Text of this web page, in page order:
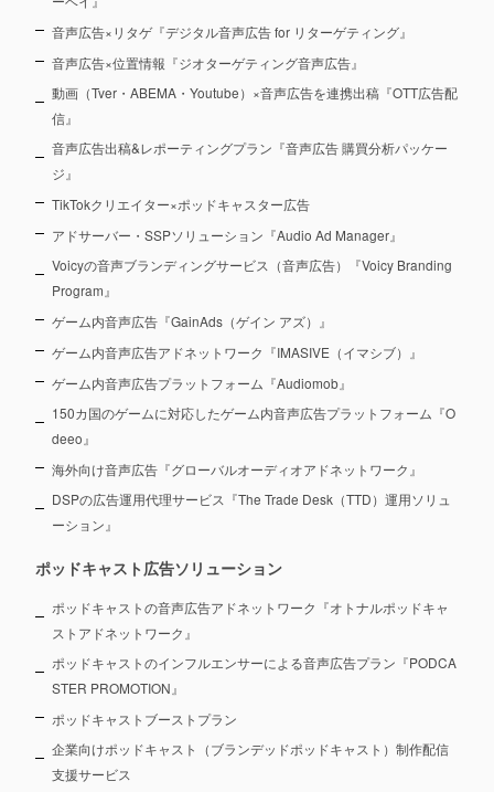
音声広告×リタゲ『デジタル音声広告 for リターゲティング』
音声広告×位置情報『ジオターゲティング音声広告』
動画（Tver・ABEMA・Youtube）×音声広告を連携出稿『OTT広告配
信』
音声広告出稿&レポーティングプラン『音声広告 購買分析パッケー
ジ』
TikTokクリエイター×ポッドキャスター広告
アドサーバー・SSPソリューション『Audio Ad Manager』
Voicyの音声ブランディングサービス（音声広告）『Voicy Branding
Program』
ゲーム内音声広告『GainAds（ゲイン アズ）』
ゲーム内音声広告アドネットワーク『IMASIVE（イマシブ）』
ゲーム内音声広告プラットフォーム『Audiomob』
150カ国のゲームに対応したゲーム内音声広告プラットフォーム『O
deeo』
海外向け音声広告『グローバルオーディオアドネットワーク』
DSPの広告運用代理サービス『The Trade Desk（TTD）運用ソリュ
ーション』
ポッドキャスト広告ソリューション
ポッドキャストの音声広告アドネットワーク『オトナルポッドキャ
ストアドネットワーク』
ポッドキャストのインフルエンサーによる音声広告プラン『PODCA
STER PROMOTION』
ポッドキャストブーストプラン
企業向けポッドキャスト（ブランデッドポッドキャスト）制作配信
支援サービス